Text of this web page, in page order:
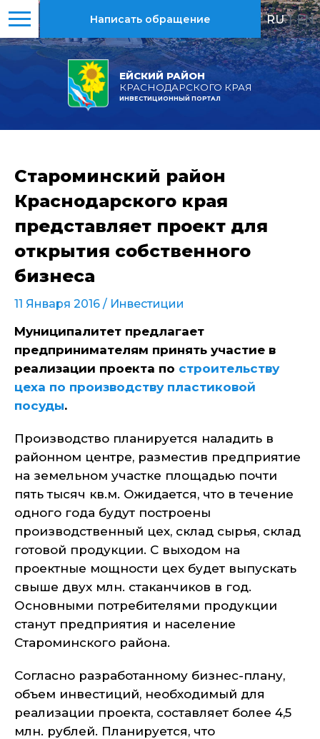
ЕЙСКИЙ РАЙОН
КРАСНОДАРСКОГО КРАЯ
ИНВЕСТИЦИОННЫЙ ПОРТАЛ
Написать обращение RU | EN
Староминский район
Краснодарского края
представляет проект для
открытия собственного
бизнеса
11 Января 2016 / Инвестиции
Муниципалитет предлагает
предпринимателям принять участие в
реализации проекта по строительству
цеха по производству пластиковой
посуды.
Производство планируется наладить в
районном центре, разместив предприятие
на земельном участке площадью почти
пять тысяч кв.м. Ожидается, что в течение
одного года будут построены
производственный цех, склад сырья, склад
готовой продукции. С выходом на
проектные мощности цех будет выпускать
свыше двух млн. стаканчиков в год.
Основными потребителями продукции
станут предприятия и население
Староминского района.
Согласно разработанному бизнес-плану,
объем инвестиций, необходимый для
реализации проекта, составляет более 4,5
млн. рублей. Планируется, что